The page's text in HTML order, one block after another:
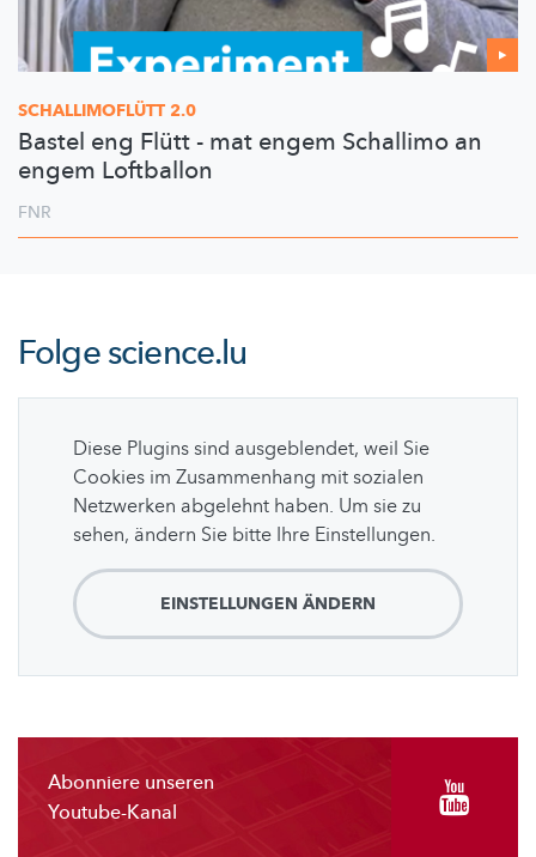
SCHALLIMOFLÜTT 2.0
Bastel eng Flütt - mat engem Schallimo an
engem Loftballon
FNR
Folgescience.lu
Diese Plugins sind ausgeblendet, weil Sie
Cookies im Zusammenhang mit sozialen
Netzwerken abgelehnt haben. Um sie zu
sehen, ändern Sie bitte Ihre Einstellungen.
EINSTELLUNGEN ÄNDERN
Abonniere unseren
Youtube-Kanal